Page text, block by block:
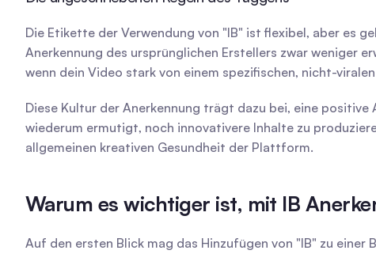
Die Etikette der Verwendung von "IB" ist flexibel, aber es
Anerkennung des ursprünglichen Erstellers zwar weniger
wenn dein Video stark von einem spezifischen, nicht-
Diese Kultur der Anerkennung trägt dazu bei, eine
wiederum ermutigt, noch innovativere Inhalte zu
allgemeinen kreativen Gesundheit der Plattform.
Warum es wichtiger ist, mit IB
Auf den ersten Blick mag das Hinzufügen von "IB" zu